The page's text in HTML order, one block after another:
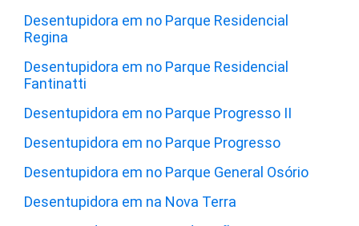
Desentupidora em no Parque Residencial
Regina
Desentupidora em no Parque Residencial
Fantinatti
Desentupidora em no Parque Progresso II
Desentupidora em no Parque Progresso
Desentupidora em no Parque General Osório
Desentupidora em na Nova Terra